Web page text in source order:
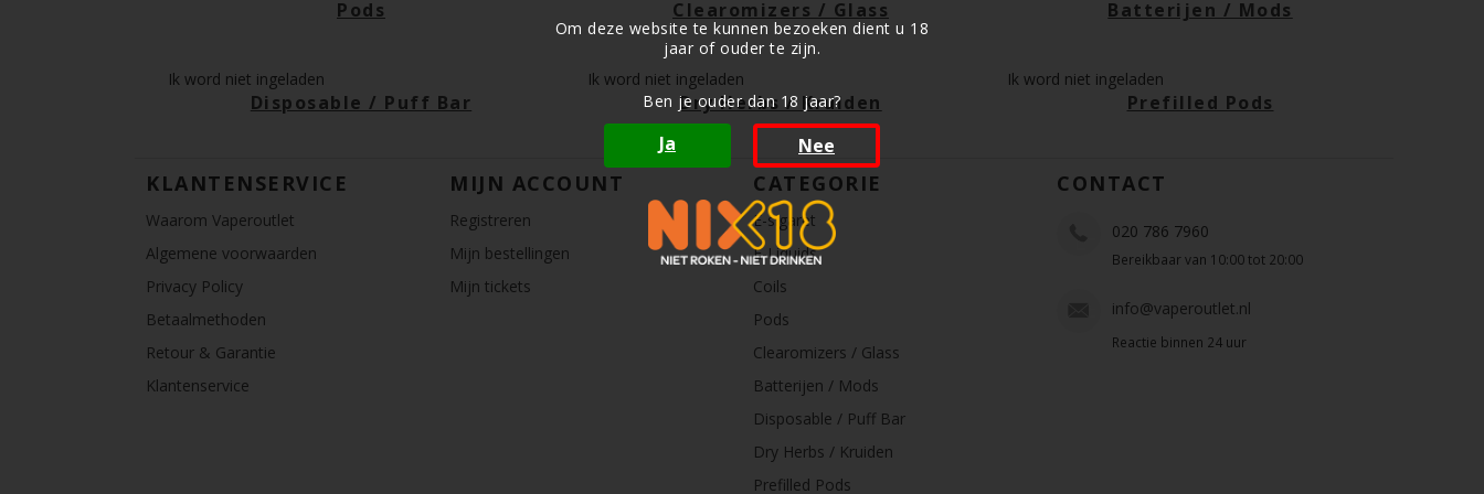
Om deze website te kunnen bezoeken dient u 18
jaar of ouder te zijn.
Ben je ouder dan 18 jaar?
Ja Nee
Pods Clearomizers / Glass Batterijen / Mods
Ik word niet ingeladen
Disposable / Puff Bar
Ik word niet ingeladen
Dry Herbs / Kruiden
Ik word niet ingeladen
Prefilled Pods
KLANTENSERVICE
Waarom Vaperoutlet
Algemene voorwaarden
Privacy Policy
Betaalmethoden
Retour & Garantie
Klantenservice
MIJN ACCOUNT
Registreren
Mijn bestellingen
Mijn tickets
CATEGORIE
E-sigaret
E-Liquids
Coils
Pods
Clearomizers / Glass
Batterijen / Mods
Disposable / Puff Bar
Dry Herbs / Kruiden
Prefilled Pods
CONTACT
020 786 7960
Bereikbaar van 10:00 tot 20:00
info@vaperoutlet.nl
Reactie binnen 24 uur